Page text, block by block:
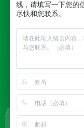
Copyright ©
18010892号
公司主营 西
一体板,西安
线，请填写一下您的
尽快和您联系。